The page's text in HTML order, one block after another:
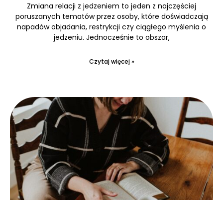
Zmiana relacji z jedzeniem to jeden z najczęściej
poruszanych tematów przez osoby, które doświadczają
napadów objadania, restrykcji czy ciągłego myślenia o
jedzeniu. Jednocześnie to obszar,
Czytaj więcej »